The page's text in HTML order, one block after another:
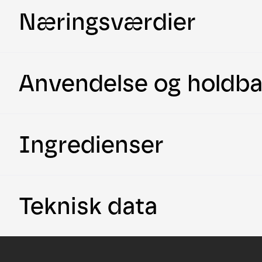
Næringsværdier
Anvendelse og
Ingredienser
Teknisk data